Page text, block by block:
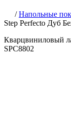
/Напольные
Step Perfecto Дуб
Кварцвиниловый
SPC8802